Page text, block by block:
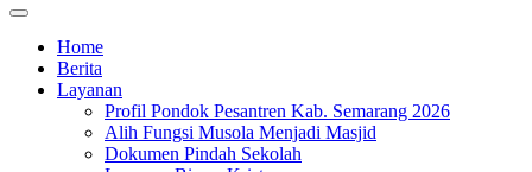
Home
Berita
Layanan
Profil Pondok Pesantren Kab. Semarang 2026
Alih Fungsi Musola Menjadi Masjid
Dokumen Pindah Sekolah